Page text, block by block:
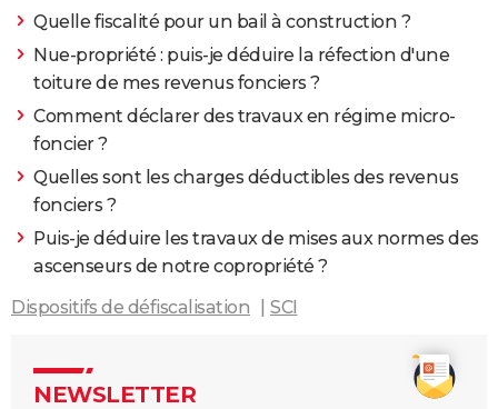
Quelle fiscalité pour un bail à construction ?
Nue-propriété : puis-je déduire la réfection d'une
toiture de mes revenus fonciers ?
Comment déclarer des travaux en régime micro-
foncier ?
Quelles sont les charges déductibles des revenus
fonciers ?
Puis-je déduire les travaux de mises aux normes des
ascenseurs de notre copropriété ?
Dispositifs de défiscalisation
SCI
NEWSLETTER